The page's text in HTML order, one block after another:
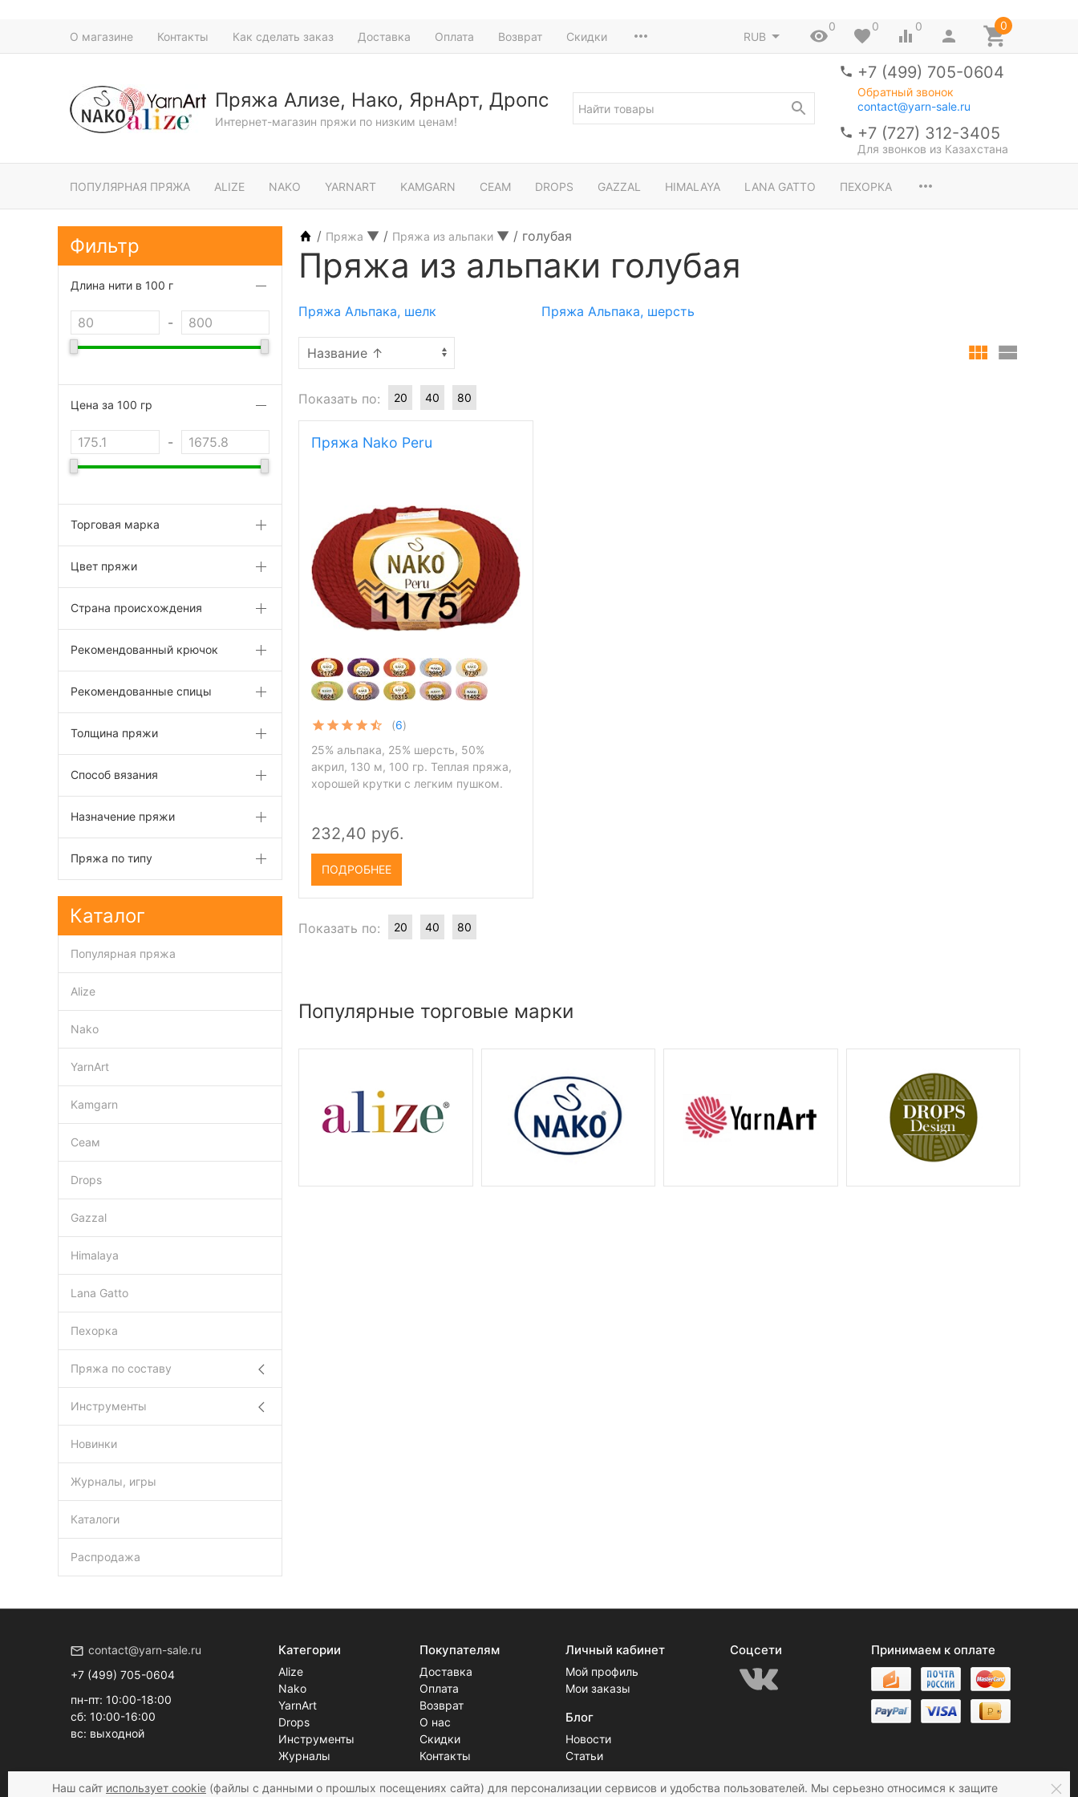
О магазине Контакты Как сделать заказ Доставка Оплата Возврат Скидки RUB
0 0 0 0
Пряжа Ализе, Нако, ЯрнАрт, Дропс
Интернет-магазин пряжи по низким ценам!
+7 (499) 705-0604
Обратный звонок
contact@yarn-sale.ru
+7 (727) 312-3405
Для звонков из Казахстана
ПОПУЛЯРНАЯ ПРЯЖА ALIZE NAKO YARNART KAMGARN СЕАМ DROPS GAZZAL HIMALAYA LANA GATTO ПЕХОРКА
/ Пряжа ▼ / Пряжа из альпаки ▼ / голубая
Пряжа из альпаки голубая
Пряжа Альпака, шелк Пряжа Альпака, шерсть
Показать по: 20 40 80
Пряжа Nako Peru
(6)
25% альпака, 25% шерсть, 50%
акрил, 130 м, 100 гр. Теплая пряжа,
хорошей крутки с легким пушком.
232,40 руб.
ПОДРОБНЕЕ
Показать по: 20 40 80
Популярные торговые марки
Фильтр
Длина нити в 100 г
-
Цена за 100 гр
-
Торговая марка
Цвет пряжи
Страна происхождения
Рекомендованный крючок
Рекомендованные спицы
Толщина пряжи
Способ вязания
Назначение пряжи
Пряжа по типу
Каталог
Популярная пряжа
Alize
Nako
YarnArt
Kamgarn
Сеам
Drops
Gazzal
Himalaya
Lana Gatto
Пехорка
Пряжа по составу
Инструменты
Новинки
Журналы, игры
Каталоги
Распродажа
contact@yarn-sale.ru
+7 (499) 705-0604
пн-пт: 10:00-18:00
сб: 10:00-16:00
вс: выходной
Категории
Alize
Nako
YarnArt
Drops
Инструменты
Журналы
Покупателям
Доставка
Оплата
Возврат
О нас
Скидки
Контакты
Личный кабинет
Мой профиль
Мои заказы
Блог
Новости
Статьи
Соцсети Принимаем к оплате
Наш сайт использует cookie (файлы с данными о прошлых посещениях сайта) для персонализации сервисов и удобства пользователей. Мы серьезно относимся к защите